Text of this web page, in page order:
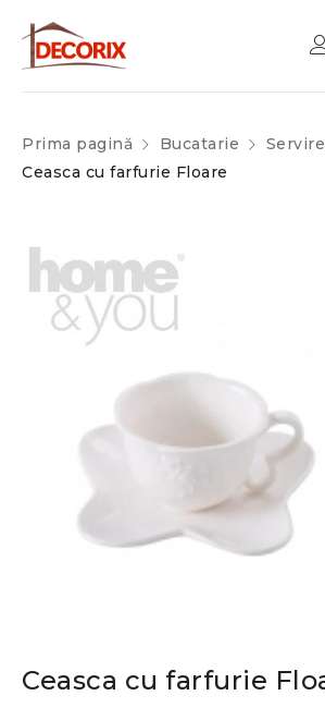
Prima pagină Bucatarie
Ceasca cu farfurie Floare
Ceasca cu farfurie